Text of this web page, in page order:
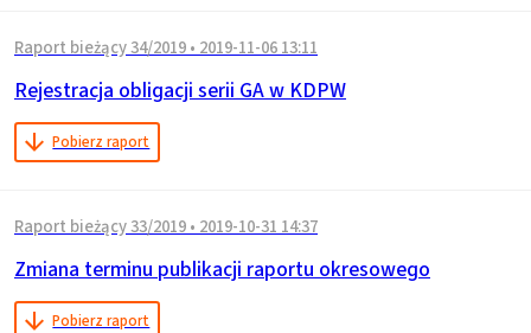
Raport bieżący 34/2019 • 2019-11-06 13:11
Rejestracja obligacji serii GA w KDPW
Pobierz raport
Raport bieżący 33/2019 • 2019-10-31 14:37
Zmiana terminu publikacji raportu okresowego
Pobierz raport